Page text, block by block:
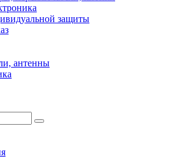
защиты
антенны